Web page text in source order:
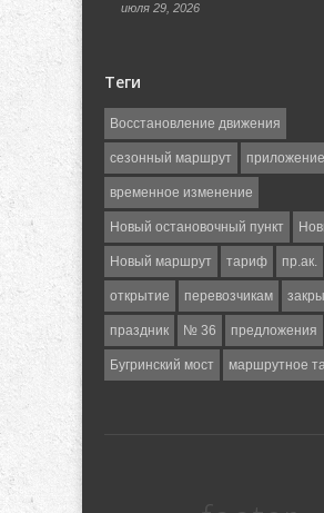
июля 29, 2026
Теги
Восстановление движения
сезонный маршрут приложение
временное изменение
Новый остановочный пункт
Новый маршрут тариф пр.ак.
открытие перевозчикам
праздник № 36 предложения
Бугринский мост маршрутное